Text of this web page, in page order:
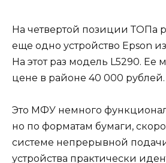
На четвертой позиции ТОПа
еще одно устройство Epson
На этот раз модель L5290. Ее
цене в районе 40 000 рублей.
Это МФУ немного
но по форматам бумаги,
системе непрерывной
устройства практически